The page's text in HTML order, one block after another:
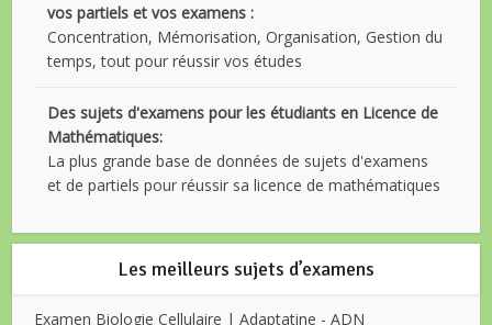
vos partiels et vos examens :
Concentration, Mémorisation, Organisation, Gestion du
temps, tout pour réussir vos études
Des sujets d'examens pour les étudiants en Licence de
Mathématiques:
La plus grande base de données de sujets d'examens
et de partiels pour réussir sa licence de mathématiques
Les meilleurs sujets d’examens
Examen Biologie Cellulaire | Adaptatine - ADN